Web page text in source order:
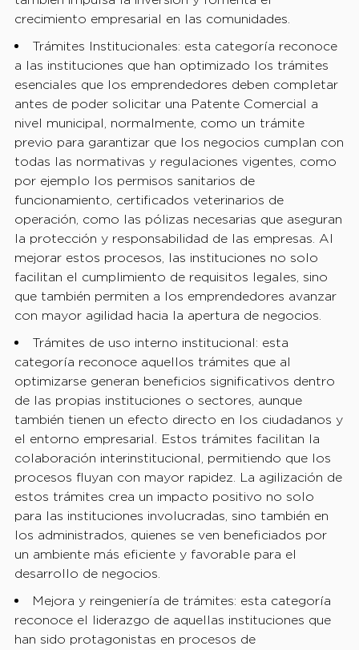
crecimiento empresarial en las comunidades.
Trámites Institucionales: esta categoría reconoce
a las instituciones que han optimizado los trámites
esenciales que los emprendedores deben completar
antes de poder solicitar una Patente Comercial a
nivel municipal, normalmente, como un trámite
previo para garantizar que los negocios cumplan con
todas las normativas y regulaciones vigentes, como
por ejemplo los permisos sanitarios de
funcionamiento, certificados veterinarios de
operación, como las pólizas necesarias que aseguran
la protección y responsabilidad de las empresas. Al
mejorar estos procesos, las instituciones no solo
facilitan el cumplimiento de requisitos legales, sino
que también permiten a los emprendedores avanzar
con mayor agilidad hacia la apertura de negocios.
Trámites de uso interno institucional: esta
categoría reconoce aquellos trámites que al
optimizarse generan beneficios significativos dentro
de las propias instituciones o sectores, aunque
también tienen un efecto directo en los ciudadanos y
el entorno empresarial. Estos trámites facilitan la
colaboración interinstitucional, permitiendo que los
procesos fluyan con mayor rapidez. La agilización de
estos trámites crea un impacto positivo no solo
para las instituciones involucradas, sino también en
los administrados, quienes se ven beneficiados por
un ambiente más eficiente y favorable para el
desarrollo de negocios.
Mejora y reingeniería de trámites: esta categoría
reconoce el liderazgo de aquellas instituciones que
han sido protagonistas en procesos de